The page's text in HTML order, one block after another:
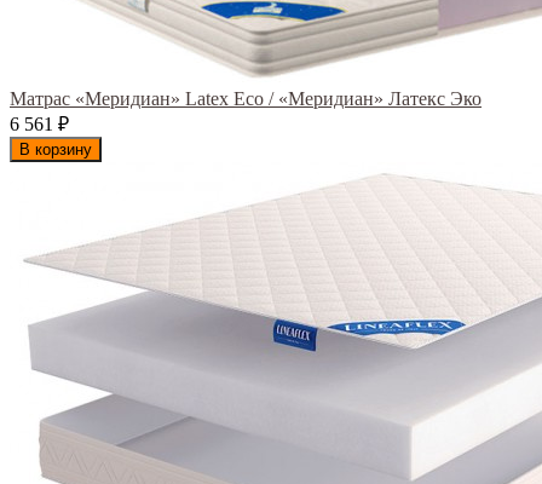
Матрас «Меридиан» Latex Eco / «Меридиан» Латекс Эко
6 561
₽
В корзину